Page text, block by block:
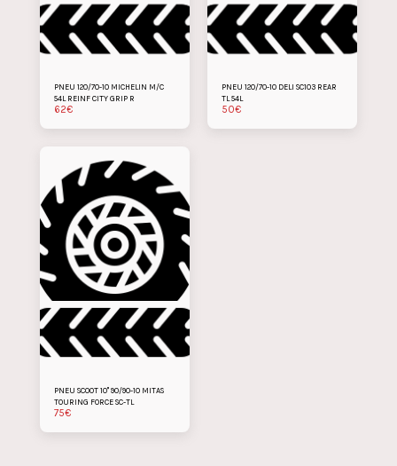
PNEU 120/70-10 MICHELIN M/C
54L REINF CITY GRIP R
62€
PNEU 120/70-10 DELI SC103 REAR
TL 54L
50€
PNEU SCOOT 10" 90/90-10 MITAS
TOURING FORCE SC-TL
75€